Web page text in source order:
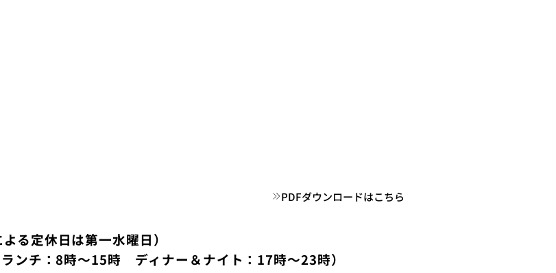
PDFダウンロードはこちら
る定休日は第一水曜日）
ンチ：8時～15時 ディナー＆ナイト：17時～23時）